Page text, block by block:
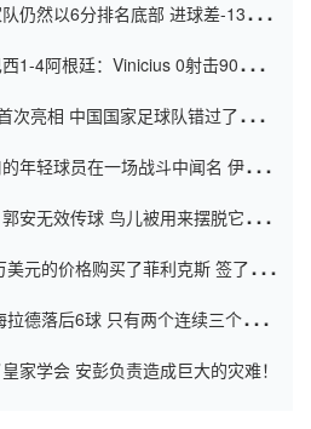
仍然以6分排名底部 进球差-13令人
1-4阿根廷：Vinicius 0射击90分钟
次亮相 中国国家足球队错过了世界
年轻球员在一场战斗中闻名 伊万放
安无效传球 鸟儿被用来摆脱它
元的价格购买了菲利克斯 签了7年
德落后6球 只有两个连续三个连续
家学会 安彭负责造成巨大的灾难！